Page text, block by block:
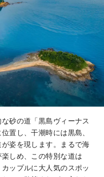
砂の道「黒島ヴィーナス
置し、干潮時には黒島、
姿を現します。まるで海
しめ、この特別な道は
ップルに大人気のスポッ